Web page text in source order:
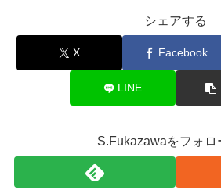
シェアする
X Facebook
LINE
S.Fukazawaをフォロ